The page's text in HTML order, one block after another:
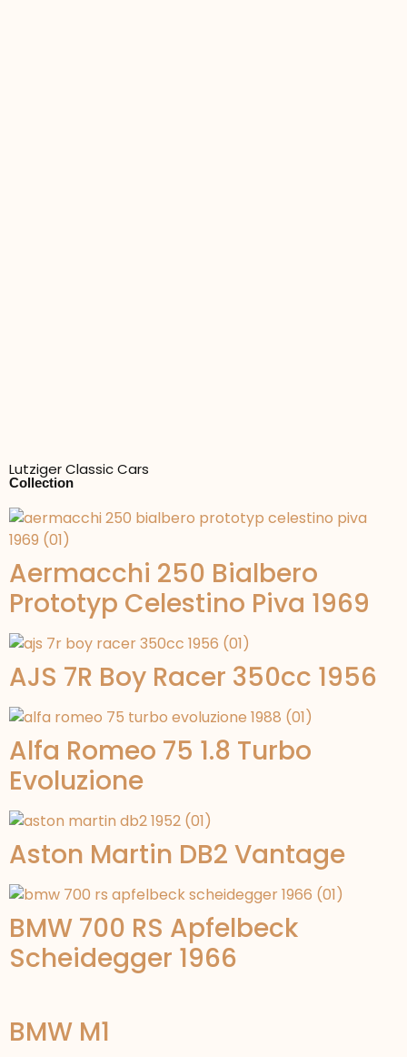
Lutziger Classic Cars
Collection
Aermacchi 250 Bialbero
Prototyp Celestino Piva 1969
AJS 7R Boy Racer 350cc 1956
Alfa Romeo 75 1.8 Turbo
Evoluzione
Aston Martin DB2 Vantage
BMW 700 RS Apfelbeck
Scheidegger 1966
BMW M1